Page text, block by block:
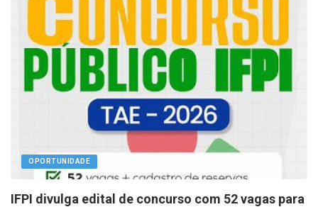
OPORTUNIDADE
IFPI divulga edital de concurso com 52 vagas para